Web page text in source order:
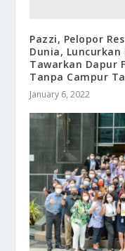
Pazzi, Pelopor
Dunia,
Tawarkan Dapur
Tanpa Campur
January 6, 2022